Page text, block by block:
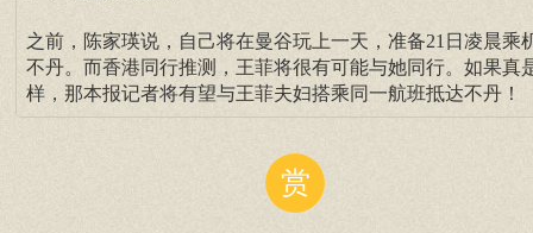
之前，陈家瑛说，自己将在曼谷玩上一天，准备21日凌晨乘
不丹。而香港同行推测，王菲将很有可能与她同行。如果真
样，那本报记者将有望与王菲夫妇搭乘同一航班抵达不丹！
赏